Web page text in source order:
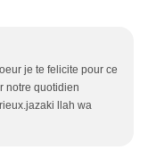
je te felicite pour ce
notre quotidien
llah wa